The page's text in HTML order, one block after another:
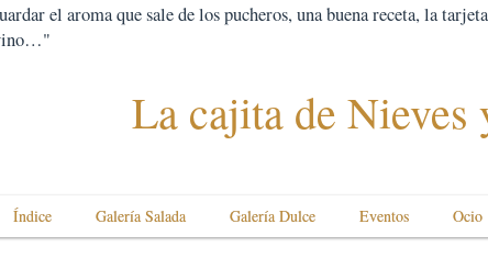
el aroma que sale de los pucheros, una buena receta, la
La cajita de Nieves
Índice Galería Salada Galería Dulce Eventos Ocio